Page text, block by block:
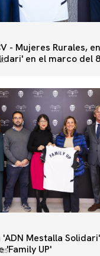
- Mujeres Rurales,
en el marco del
Mestalla
'Family UP'